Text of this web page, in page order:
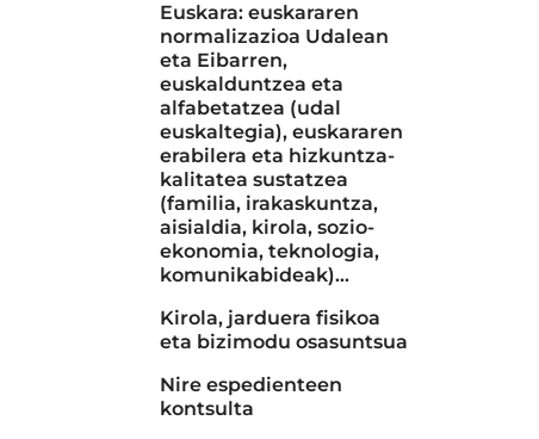
Euskara: euskararen
normalizazioa Udalean
eta Eibarren,
euskalduntzea eta
alfabetatzea (udal
euskaltegia), euskararen
erabilera eta hizkuntza-
kalitatea sustatzea
(familia, irakaskuntza,
aisialdia, kirola, sozio-
ekonomia, teknologia,
komunikabideak)…
Kirola, jarduera fisikoa
eta bizimodu osasuntsua
Nire espedienteen
kontsulta